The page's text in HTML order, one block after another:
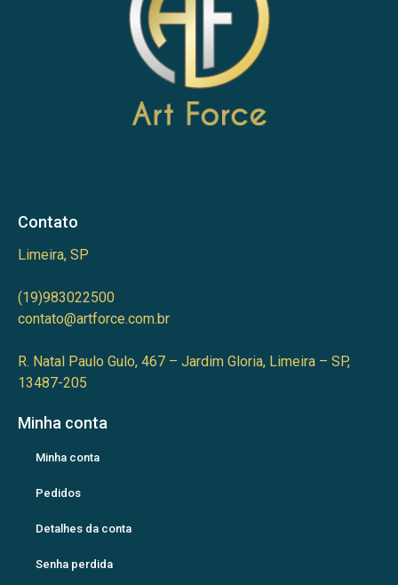
Contato
Limeira, SP
(19)983022500
contato@artforce.com.br
R. Natal Paulo Gulo, 467 – Jardim Gloria, Limeira – SP,
13487-205
Minha conta
Minha conta
Pedidos
Detalhes da conta
Senha perdida